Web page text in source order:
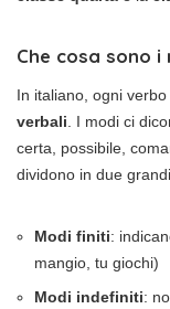
Che cosa sono
In italiano, ogni
verbali . I modi ci
certa, possibile,
dividono in due
Modi finiti:
mangio, tu giochi)
Modi indefiniti: